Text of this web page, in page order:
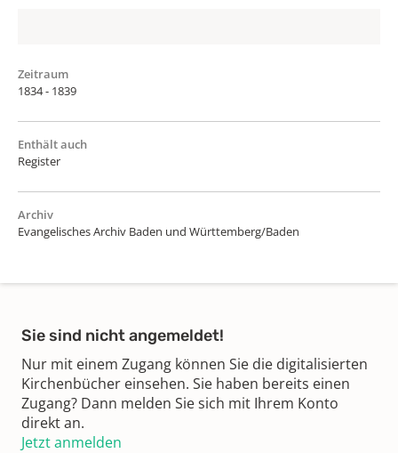
Zeitraum
1834 - 1839
Enthält auch
Register
Archiv
Evangelisches Archiv Baden und Württemberg/Baden
Sie sind nicht angemeldet!
Nur mit einem Zugang können Sie die digitalisierten
Kirchenbücher einsehen. Sie haben bereits einen
Zugang? Dann melden Sie sich mit Ihrem Konto
direkt an.
Jetzt anmelden